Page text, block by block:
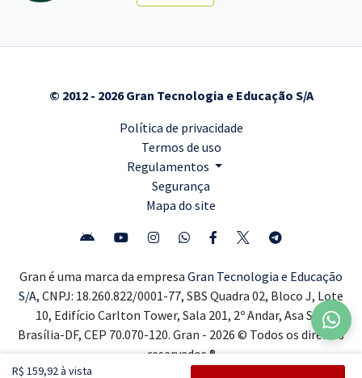
R$ 159,92 à vista
© 2012 - 2026 Gran Tecnologia e Educação S/A
Política de privacidade
Termos de uso
Regulamentos
Segurança
Mapa do site
Gran é uma marca da empresa Gran Tecnologia e Educação
S/A, CNPJ: 18.260.822/0001-77, SBS Quadra 02, Bloco J, Lote
10, Edifício Carlton Tower, Sala 201, 2º Andar, Asa Sul,
Brasília-DF, CEP 70.070-120. Gran - 2026 © Todos os direitos
reservados ®